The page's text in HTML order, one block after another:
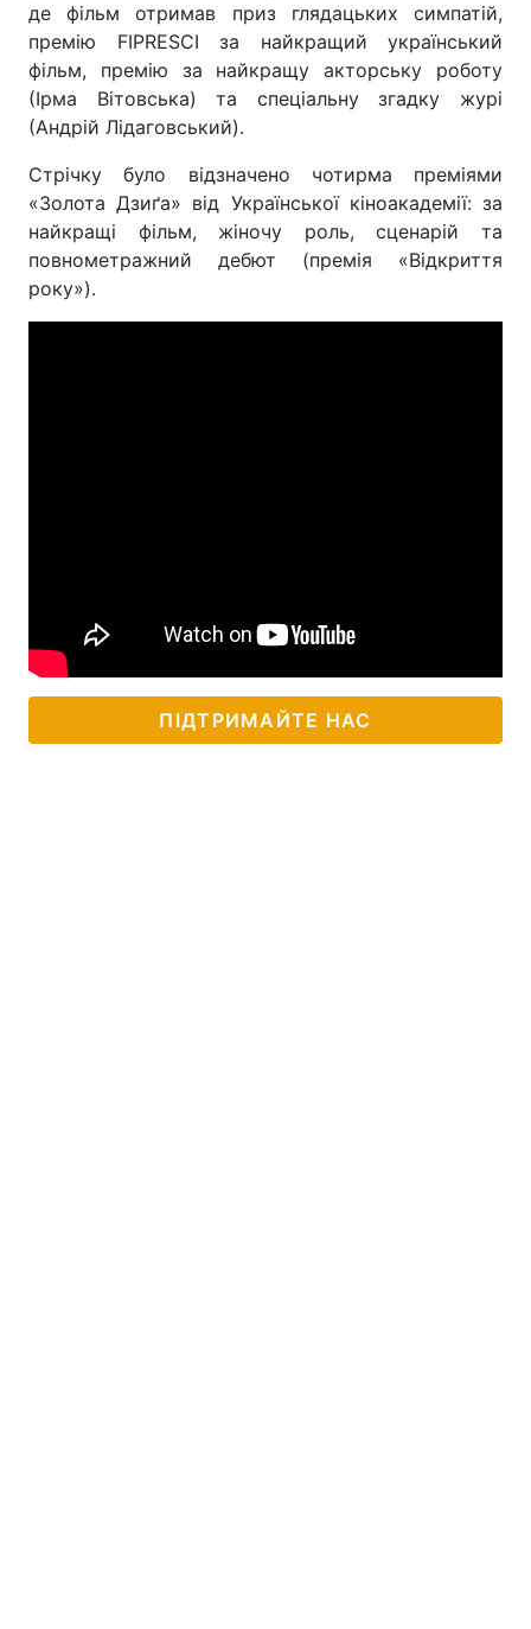
де фільм отримав приз глядацьких симпатій,
премію FIPRESCI за найкращий український
фільм, премію за найкращу акторську роботу
(Ірма Вітовська) та спеціальну згадку журі
(Андрій Лідаговський).
Стрічку було відзначено чотирма преміями
«Золота Дзиґа» від Української кіноакадемії: за
найкращі фільм, жіночу роль, сценарій та
повнометражний дебют (премія «Відкриття
року»).
ПІДТРИМАЙТЕ НАС